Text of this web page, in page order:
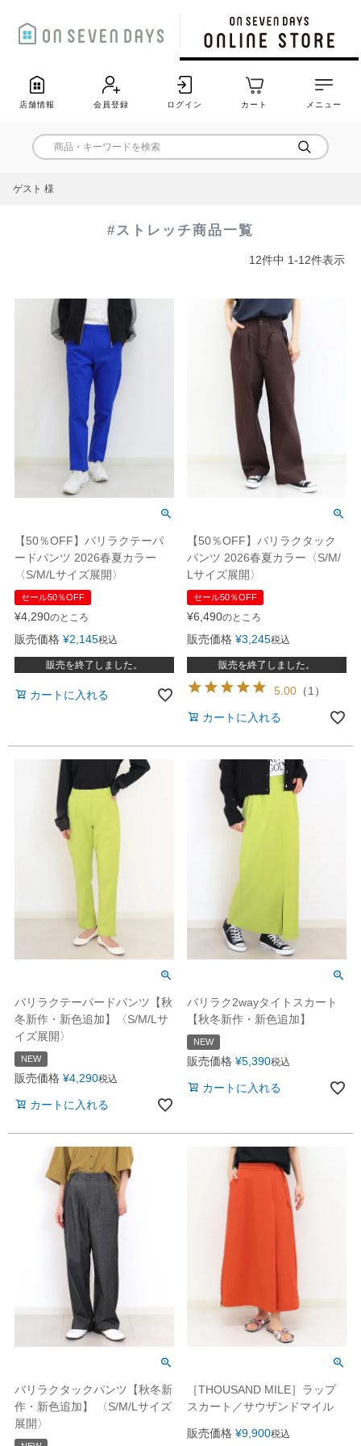
店舗情報 会員登録 ログイン カート メニュー
ゲスト 様
#ストレッチ商品一覧
12件中 1-12件表示
【50％OFF】バリラクテーパ
ードパンツ 2026春夏カラー
〈S/M/Lサイズ展開〉
セール50％OFF
¥4,290のところ
販売価格 ¥2,145税込
販売を終了しました。
カートに入れる
【50％OFF】バリラクタック
パンツ 2026春夏カラー〈S/M/
Lサイズ展開〉
セール50％OFF
¥6,490のところ
販売価格 ¥3,245税込
販売を終了しました。
5.00 （1）
カートに入れる
バリラクテーパードパンツ【秋
冬新作・新色追加】〈S/M/Lサ
イズ展開〉
NEW
販売価格 ¥4,290税込
カートに入れる
バリラク2wayタイトスカート
【秋冬新作・新色追加】
NEW
販売価格 ¥5,390税込
カートに入れる
バリラクタックパンツ【秋冬新
作・新色追加】 〈S/M/Lサイズ
展開〉
［THOUSAND MILE］ラップ
スカート／サウザンドマイル
販売価格 ¥9,900税込